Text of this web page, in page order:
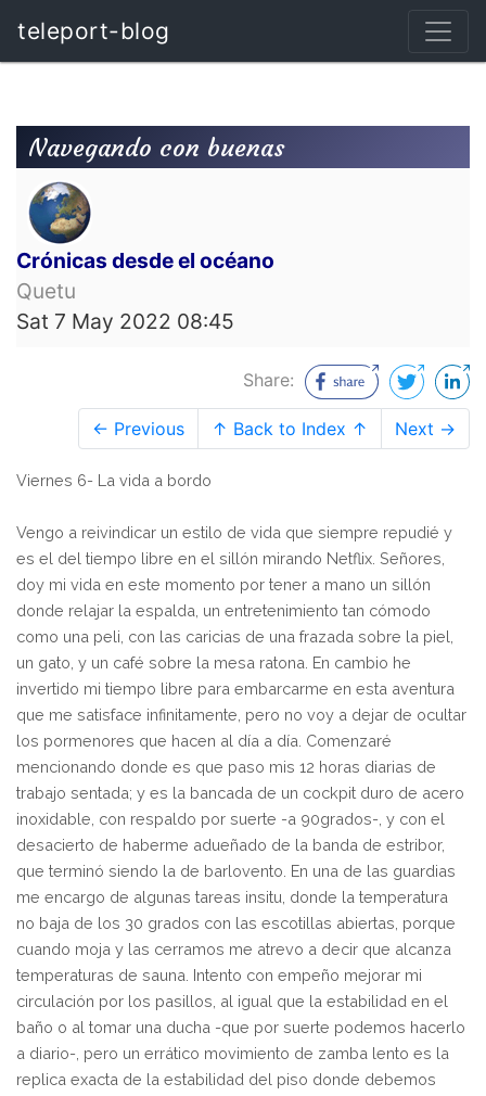
teleport-blog
Navegando con buenas
Crónicas desde el océano
Quetu
Sat 7 May 2022 08:45
Share:
← Previous ↑ Back to Index ↑ Next →
Viernes 6- La vida a bordo
Vengo a reivindicar un estilo de vida que siempre repudié y
es el del tiempo libre en el sillón mirando Netflix. Señores,
doy mi vida en este momento por tener a mano un sillón
donde relajar la espalda, un entretenimiento tan cómodo
como una peli, con las caricias de una frazada sobre la piel,
un gato, y un café sobre la mesa ratona. En cambio he
invertido mi tiempo libre para embarcarme en esta aventura
que me satisface infinitamente, pero no voy a dejar de ocultar
los pormenores que hacen al día a día. Comenzaré
mencionando donde es que paso mis 12 horas diarias de
trabajo sentada; y es la bancada de un cockpit duro de acero
inoxidable, con respaldo por suerte -a 90grados-, y con el
desacierto de haberme adueñado de la banda de estribor,
que terminó siendo la de barlovento. En una de las guardias
me encargo de algunas tareas insitu, donde la temperatura
no baja de los 30 grados con las escotillas abiertas, porque
cuando moja y las cerramos me atrevo a decir que alcanza
temperaturas de sauna. Intento con empeño mejorar mi
circulación por los pasillos, al igual que la estabilidad en el
baño o al tomar una ducha -que por suerte podemos hacerlo
a diario-, pero un errático movimiento de zamba lento es la
replica exacta de la estabilidad del piso donde debemos